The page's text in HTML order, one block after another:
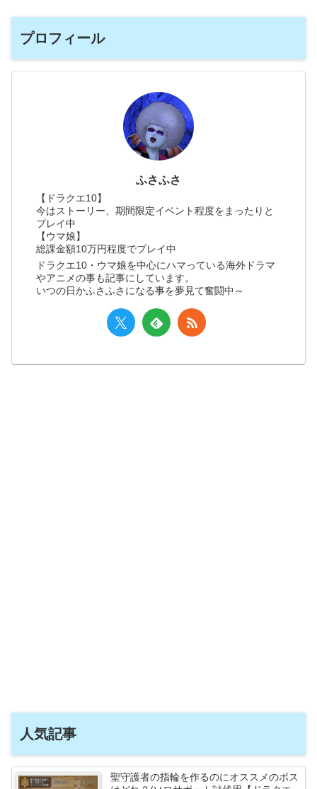
プロフィール
ふさふさ
【ドラクエ10】
今はストーリー、期間限定イベント程度をまったりと
プレイ中
【ウマ娘】
総課金額10万円程度でプレイ中
ドラクエ10・ウマ娘を中心にハマっている海外ドラマ
やアニメの事も記事にしています。
いつの日かふさふさになる事を夢見て奮闘中～
人気記事
聖守護者の指輪を作るのにオススメのボス